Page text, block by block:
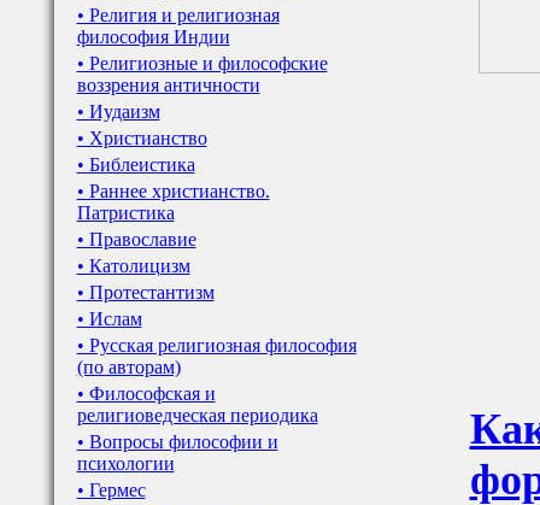
• Религия и религиозная
философия Индии
• Религиозные и философские
воззрения античности
• Иудаизм
• Христианство
• Библеистика
• Раннее христианство.
Патристика
• Православие
• Католицизм
• Протестантизм
• Ислам
• Русская религиозная философия
(по авторам)
• Философская и
религиоведческая периодика
• Вопросы философии и
психологии
• Гермес